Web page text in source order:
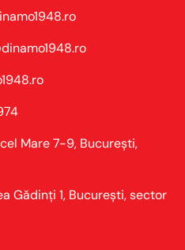
Mare 7-9, Bucureşti,
Gădinți 1, Bucureşti, sector